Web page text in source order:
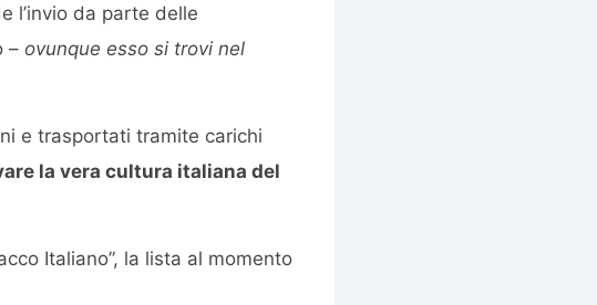
l’invio da parte delle
– ovunque esso si trovi nel
e trasportati tramite carichi
la vera cultura italiana del
Italiano”, la lista al momento